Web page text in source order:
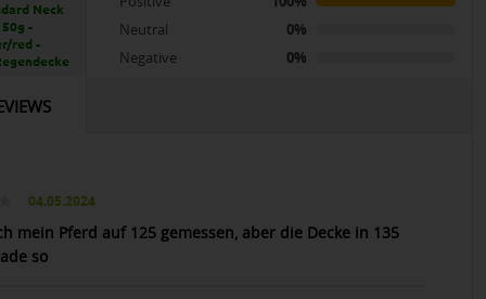
Neck
-
red -
Neutral
0%
Negative
0%
04.05.2024
mein Pferd auf 125 gemessen, aber die Decke in 135
so